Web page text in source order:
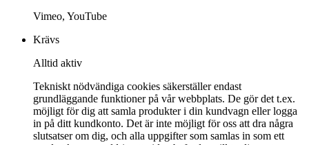
Vimeo, YouTube
Krävs
Alltid aktiv
Tekniskt nödvändiga cookies säkerställer endast
grundläggande funktioner på vår webbplats. De gör det t.ex.
möjligt för dig att samla produkter i din kundvagn eller logga
in på ditt kundkonto. Det är inte möjligt för oss att dra några
slutsatser om dig, och alla uppgifter som samlas in som ett